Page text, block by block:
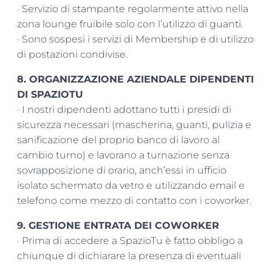
· Servizio di stampante regolarmente attivo nella
zona lounge fruibile solo con l’utilizzo di guanti.
· Sono sospesi i servizi di Membership e di utilizzo
di postazioni condivise.
8. ORGANIZZAZIONE AZIENDALE DIPENDENTI
DI SPAZIOTU
· I nostri dipendenti adottano tutti i presidi di
sicurezza necessari (mascherina, guanti, pulizia e
sanificazione del proprio banco di lavoro al
cambio turno) e lavorano a turnazione senza
sovrapposizione di orario, anch’essi in ufficio
isolato schermato da vetro e utilizzando email e
telefono come mezzo di contatto con i coworker.
9. GESTIONE ENTRATA DEI COWORKER
· Prima di accedere a SpazioTu è fatto obbligo a
chiunque di dichiarare la presenza di eventuali